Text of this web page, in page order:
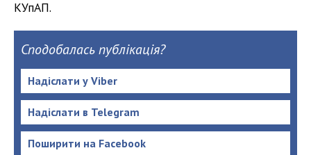
КУпАП.
Сподобалась публікація?
Надіслати у Viber
Надіслати в Telegram
Поширити на Facebook